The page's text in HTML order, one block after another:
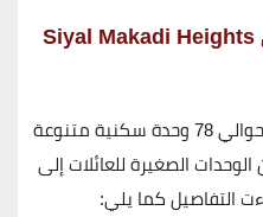
أنواع ومساحات الوحدات في Siyal Makadi Heights
حوالي78 وحدة سكنية متنوعة
الصغيرة للعائلات إلى
التفاصيل كما يلي: